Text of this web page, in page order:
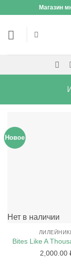
content
Магазин
Новое
Нет в наличии
Bites Like A
2,000.00